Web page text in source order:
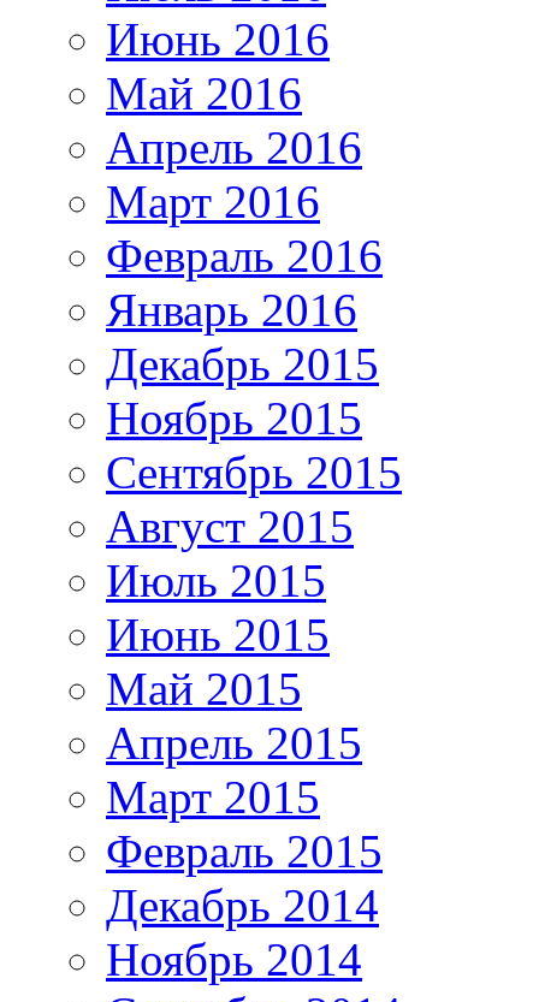
Июнь 2016
Май 2016
Апрель 2016
Март 2016
Февраль 2016
Январь 2016
Декабрь 2015
Ноябрь 2015
Сентябрь 2015
Август 2015
Июль 2015
Июнь 2015
Май 2015
Апрель 2015
Март 2015
Февраль 2015
Декабрь 2014
Ноябрь 2014